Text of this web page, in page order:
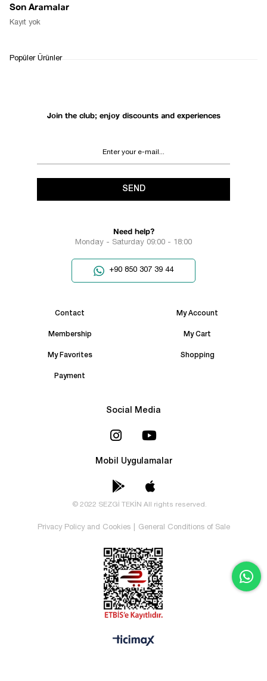
Notify Me When Available
RETURN AND EXCHANGE
Join the club; enjoy discounts and experiences
SEND
Need help?
Monday - Saturday 09:00 - 18:00
+90 850 307 39 44
Contact My Account
Membership My Cart
My Favorites Shopping
Payment
Social Media
Mobil Uygulamalar
© 2022 SEZGİ TEKİN All rights reserved.
Privacy Policy and Cookies General Conditions of Sale
Son Aramalar
Kayıt yok
Popüler Ürünler